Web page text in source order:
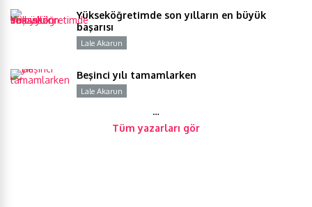
Yükseköğretimde son yılların en büyük
başarısı
Lale Akarun
Beşinci yılı tamamlarken
Lale Akarun
…
Tüm yazarları gör